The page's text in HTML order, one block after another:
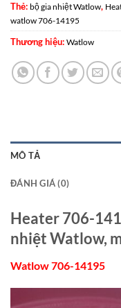
Thẻ: bộ gia nhiệt Watlow,
watlow 706-14195
Thương hiệu: Watlow
MÔ TẢ
ĐÁNH GIÁ (0)
Heater 706-
nhiệt Watlow,
Watlow 706-14195